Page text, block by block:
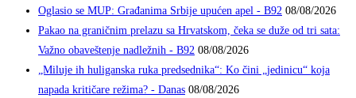
Oglasio se MUP: Građanima Srbije upućen apel - B92 08/08/2026
Pakao na graničnim prelazu sa Hrvatskom, čeka se duže od tri sata:
Važno obaveštenje nadležnih - B92 08/08/2026
„Miluje ih huliganska ruka predsednika“: Ko čini „jedinicu“ koja
napada kritičare režima? - Danas 08/08/2026